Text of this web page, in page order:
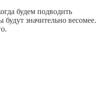
будем подводить
будут значительно весомее.